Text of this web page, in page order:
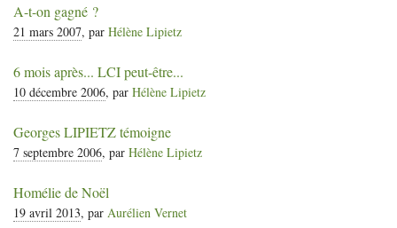
A-t-on gagné ?
21 mars 2007, par Hélène Lipietz
6 mois après... LCIpeut-être...
10 décembre 2006, par Hélène Lipietz
GeorgesLIPIETZtémoigne
7 septembre 2006, par Hélène Lipietz
Homélie de Noël
19 avril 2013, par Aurélien Vernet